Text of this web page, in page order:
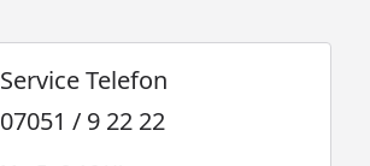
Service Telefon
07051 / 9 22 22